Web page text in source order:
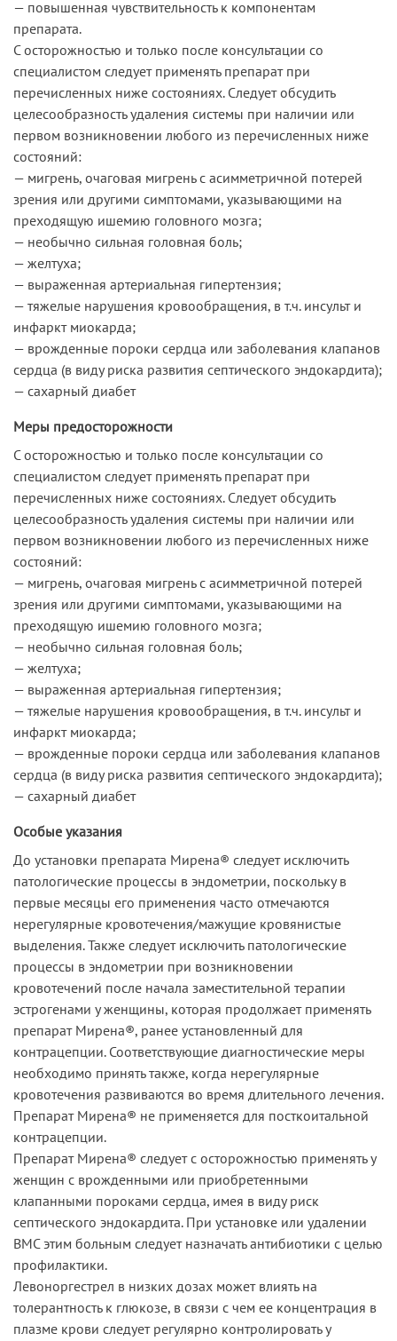
— повышенная чувствительность к компонентам
препарата.
С осторожностью и только после консультации со
специалистом следует применять препарат при
перечисленных ниже состояниях. Следует обсудить
целесообразность удаления системы при наличии или
первом возникновении любого из перечисленных ниже
состояний:
— мигрень, очаговая мигрень с асимметричной потерей
зрения или другими симптомами, указывающими на
преходящую ишемию головного мозга;
— необычно сильная головная боль;
— желтуха;
— выраженная артериальная гипертензия;
— тяжелые нарушения кровообращения, в т.ч. инсульт и
инфаркт миокарда;
— врожденные пороки сердца или заболевания клапанов
сердца (в виду риска развития септического эндокардита);
— сахарный диабет
Меры предосторожности
С осторожностью и только после консультации со
специалистом следует применять препарат при
перечисленных ниже состояниях. Следует обсудить
целесообразность удаления системы при наличии или
первом возникновении любого из перечисленных ниже
состояний:
— мигрень, очаговая мигрень с асимметричной потерей
зрения или другими симптомами, указывающими на
преходящую ишемию головного мозга;
— необычно сильная головная боль;
— желтуха;
— выраженная артериальная гипертензия;
— тяжелые нарушения кровообращения, в т.ч. инсульт и
инфаркт миокарда;
— врожденные пороки сердца или заболевания клапанов
сердца (в виду риска развития септического эндокардита);
— сахарный диабет
Особые указания
До установки препарата Мирена® следует исключить
патологические процессы в эндометрии, поскольку в
первые месяцы его применения часто отмечаются
нерегулярные кровотечения/мажущие кровянистые
выделения. Также следует исключить патологические
процессы в эндометрии при возникновении
кровотечений после начала заместительной терапии
эстрогенами у женщины, которая продолжает применять
препарат Мирена®, ранее установленный для
контрацепции. Соответствующие диагностические меры
необходимо принять также, когда нерегулярные
кровотечения развиваются во время длительного лечения.
Препарат Мирена® не применяется для посткоитальной
контрацепции.
Препарат Мирена® следует с осторожностью применять у
женщин с врожденными или приобретенными
клапанными пороками сердца, имея в виду риск
септического эндокардита. При установке или удалении
ВМС этим больным следует назначать антибиотики с целью
профилактики.
Левоноргестрел в низких дозах может влиять на
толерантность к глюкозе, в связи с чем ее концентрация в
плазме крови следует регулярно контролировать у